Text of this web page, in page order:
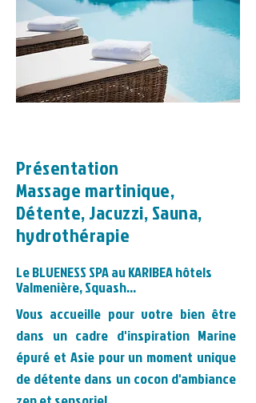
Présentation
Massage martinique,
Détente, Jacuzzi, Sauna,
hydrothérapie
Le BLUENESS SPA au KARIBEA hôtels
Valmenière, Squash...
Vous accueille pour votre bien être
dans un cadre d'inspiration Marine
épuré et Asie pour un moment unique
de détente dans un cocon d'ambiance